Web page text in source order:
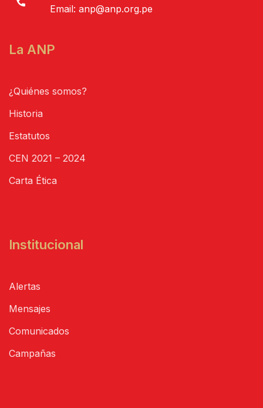
Email: anp@anp.org.pe
La ANP
¿Quiénes somos?
Historia
Estatutos
CEN 2021 – 2024
Carta Ética
Institucional
Alertas
Mensajes
Comunicados
Campañas